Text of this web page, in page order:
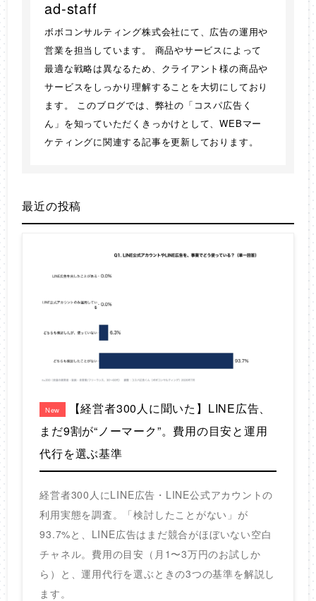
ad-staff
ボボコンサルティング株式会社にて、広告の運用や
営業を担当しています。 商品やサービスによって
最適な戦略は異なるため、クライアント様の商品や
サービスをしっかり理解することを大切にしており
ます。 このブログでは、弊社の「コスパ広告く
ん」を知っていただくきっかけとして、WEBマー
ケティングに関連する記事を更新しております。
最近の投稿
New
【経営者300人に聞いた】LINE広告、
まだ9割が“ノーマーク”。費用の目安と運用
代行を選ぶ基準
経営者300人にLINE広告・LINE公式アカウントの
利用実態を調査。「検討したことがない」が
93.7%と、LINE広告はまだ競合がほぼいない空白
チャネル。費用の目安（月1〜3万円のお試しか
ら）と、運用代行を選ぶときの3つの基準を解説し
ます。